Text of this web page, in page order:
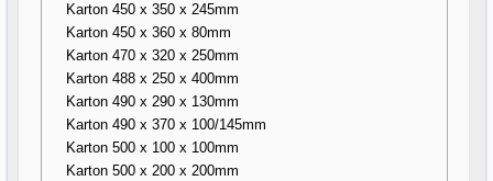
Karton 450 x 350 x 245mm
Karton 450 x 360 x 80mm
Karton 470 x 320 x 250mm
Karton 488 x 250 x 400mm
Karton 490 x 290 x 130mm
Karton 490 x 370 x 100/145mm
Karton 500 x 100 x 100mm
Karton 500 x 200 x 200mm